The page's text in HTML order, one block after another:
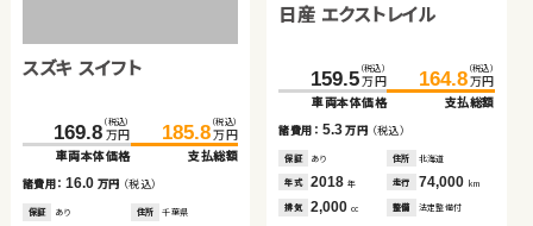
スズキ スイフト
169.8 （税込）
万円
車両本体価格
185.8 （税込）
万円
支払総額
諸費用：16.0 万円 （税込）
保証 あり 住所 千葉県
日産 エクストレイル
159.5 （税込）
万円
車両本体価格
164.8 （税込）
万円
支払総額
諸費用： 5.3万円 （税込）
保証 あり 住所 北海道
年式 2018年 走行 74,000 km
排気 2,000cc 整備 法定整備付
車両本体価格
支払総額
諸費用：10.3 万円 （税込）
2022 年 38,300 km
660cc
見積もり・在庫確認
84.2（税込）
万円
99.9
諸費用： 15.7万円（税込）
あり
年式 2020年 走行
排気 1,400 整備 法定整備付
見積もり・在庫確認
37.7（税込）
万円
諸費用：4.6 万円（税込）
なし 岡山県
年式 2015年 走行
排気 660 整備 法定整備付
トヨタ アルファード
64.8 （税込）
万円
車両本体価格
86.0 （税込）
万円
支払総額
諸費用： 21.2万円（税込）
保証 あり 住所 三重県
年式 2009年 走行 96,900 km
排気 2,400cc 整備 法定整備付